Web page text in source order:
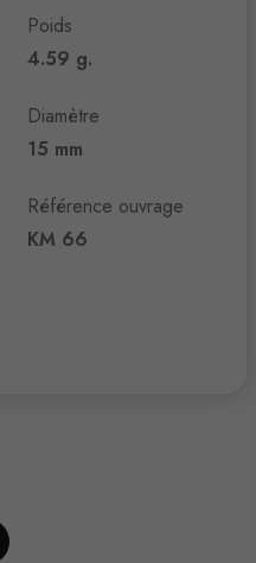
Poids
4.59 g.
Diamètre
15 mm
Référence ouvrage
KM 66